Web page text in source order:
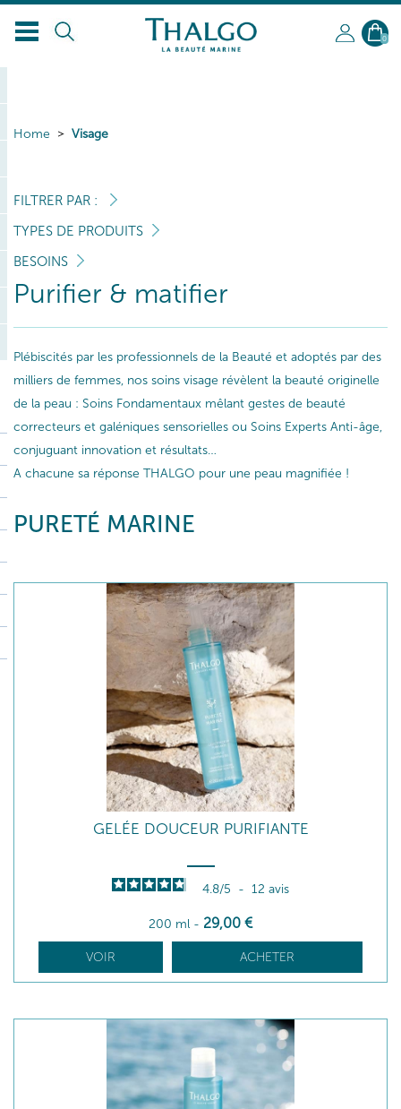
0
Home Visage
FILTRER PAR :
TYPES DE PRODUITS
BESOINS
Purifier & matifier
Plébiscités par les professionnels de la Beauté et adoptés par des
milliers de femmes, nos soins visage révèlent la beauté originelle
de la peau : Soins Fondamentaux mêlant gestes de beauté
correcteurs et galéniques sensorielles ou Soins Experts Anti-âge,
conjuguant innovation et résultats…
A chacune sa réponse THALGO pour une peau magnifiée !
PURETÉ MARINE
GELÉE DOUCEUR PURIFIANTE
4.8/5 - 12 avis
200 ml - 29,00 €
VOIR ACHETER